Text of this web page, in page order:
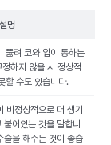
설명
뚫려 코와 입이 통하는
하지 않을 시 정상적
할 수도 있습니다.
비정상적으로 더 생기
어있는 것을 말합니
을 해주는 것이 좋습